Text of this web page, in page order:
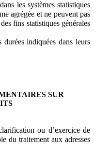
les systèmes statistiques
agrégée et ne peuvent pas
fins statistiques générales
indiquées dans leurs
SUR
ou d’exercice de
du traitement aux adresses